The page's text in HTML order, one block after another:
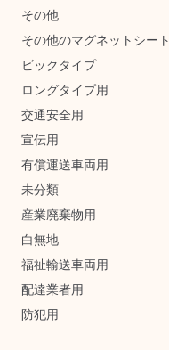
その他
その他のマグネットシート
ビックタイプ
ロングタイプ用
交通安全用
宣伝用
有償運送車両用
未分類
産業廃棄物用
白無地
福祉輸送車両用
配達業者用
防犯用